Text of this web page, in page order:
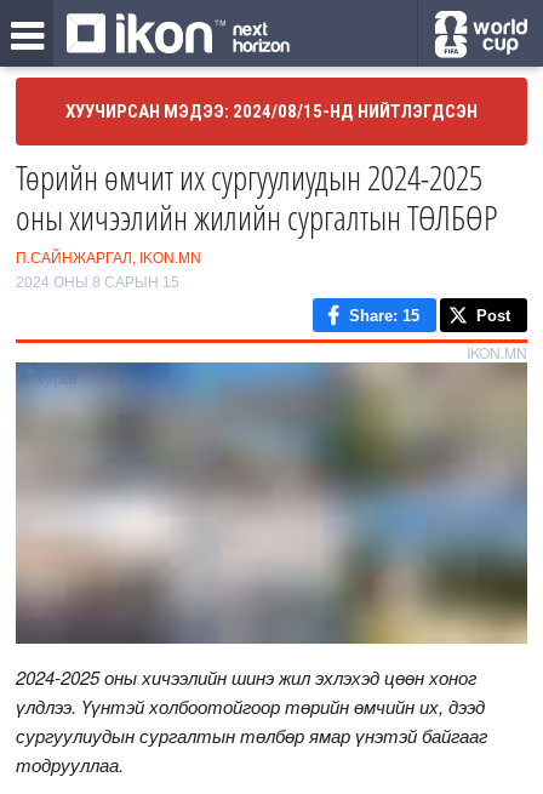
ХУУЧИРСАН МЭДЭЭ: 2024/08/15-НД НИЙТЛЭГДСЭН
Төрийн өмчит их сургуулиудын 2024-2025
оны хичээлийн жилийн сургалтын ТӨЛБӨР
П.САЙНЖАРГАЛ, IKON.MN
2024 ОНЫ 8 САРЫН 15
Share: 15 Post
IKON.MN
2024-2025 оны хичээлийн шинэ жил эхлэхэд цөөн хоног
үлдлээ. Үүнтэй холбоотойгоор төрийн өмчийн их, дээд
сургуулиудын сургалтын төлбөр ямар үнэтэй байгааг
тодрууллаа.